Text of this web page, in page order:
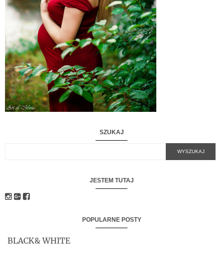
SZUKAJ
JESTEM TUTAJ
POPULARNE POSTY
BLACK& WHITE